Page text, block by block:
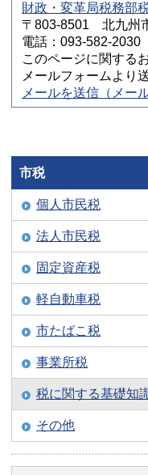
財政・変革局税務部
〒803-8501 北九州
電話：093-582-
このページに関する
メールフォームより
メールを送信（メー
市税
個人市民税
法人市民税
固定資産税
軽自動車税
市たばこ税
事業所税
税に関する基礎知
その他